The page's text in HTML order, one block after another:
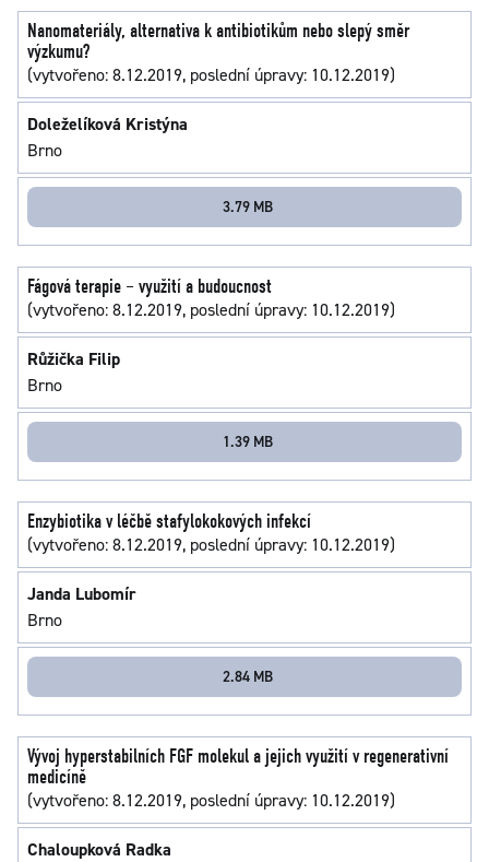
Nanomateriály, alternativa k antibiotikům nebo slepý směr
výzkumu?
(vytvořeno: 8.12.2019, poslední úpravy: 10.12.2019)
Doleželíková Kristýna
Brno
3.79 MB
Fágová terapie – využití a budoucnost
(vytvořeno: 8.12.2019, poslední úpravy: 10.12.2019)
Růžička Filip
Brno
1.39 MB
Enzybiotika v léčbě stafylokokových infekcí
(vytvořeno: 8.12.2019, poslední úpravy: 10.12.2019)
Janda Lubomír
Brno
2.84 MB
Vývoj hyperstabilních FGF molekul a jejich využití v regenerativní
medicíně
(vytvořeno: 8.12.2019, poslední úpravy: 10.12.2019)
Chaloupková Radka